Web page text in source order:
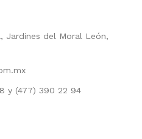
Jardines del Moral León,
y (477) 390 22 94